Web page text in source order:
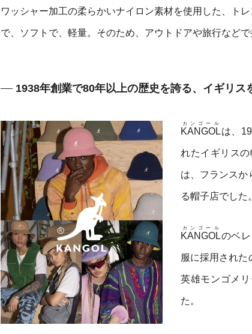
ワッシャー加工の柔らかいナイロン素材を使用した、ト
で、ソフトで、軽量。そのため、アウトドアや旅行など
1938年創業で80年以上の歴史を誇る、イギリス
KANGOL
カンゴール
は、
れたイギリス
は、フランスか
る帽子店でした。
KANGOL
カンゴール
のベ
服に採用された
英雄モンゴメ
た。